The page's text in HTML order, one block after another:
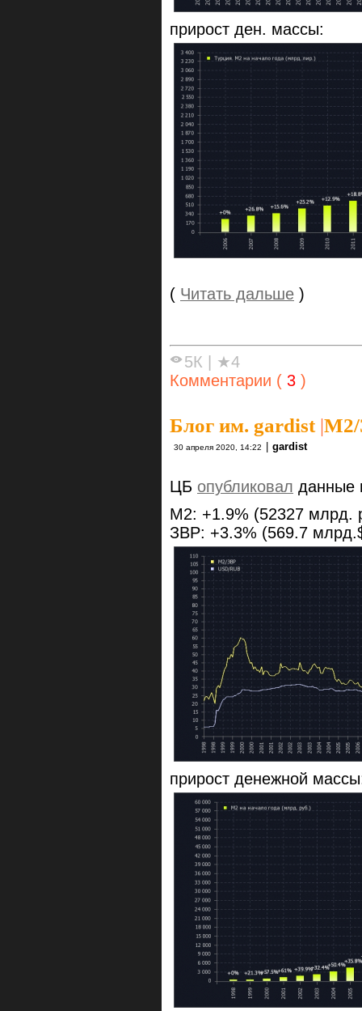
прирост ден. массы:
( Читать дальше )
5К
★4
Комментарии ( 3 )
Блог им. gardist|М2/
30 апреля 2020, 14:22 gardist
ЦБ опубликовал данные
M2: +1.9% (52327 млрд.
ЗВР: +3.3% (569.7
прирост денежной